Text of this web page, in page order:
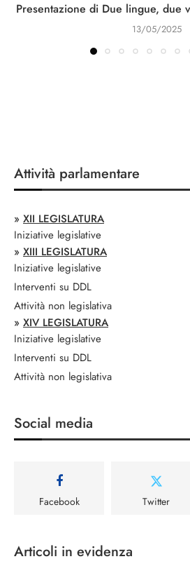
Presentazione di Due lingue, due
13/05/2025
Attività parlamentare
» XII LEGISLATURA
Iniziative legislative
» XIII LEGISLATURA
Iniziative legislative
Interventi su DDL
Attività non legislativa
» XIV LEGISLATURA
Iniziative legislative
Interventi su DDL
Attività non legislativa
Social media
Facebook Twitter
Articoli in evidenza